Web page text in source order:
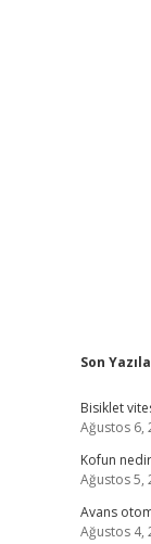
Son
Bisiklet
Ağustos 6,
Kofun
Ağustos 5,
Avans
Ağustos 4,